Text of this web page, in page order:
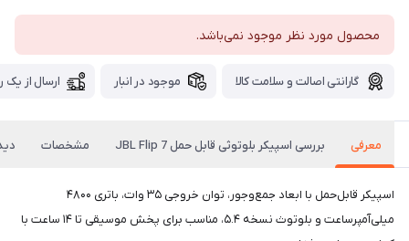
محصول مورد نظر موجود نمی‌باشد.
گارانتی اصالت و سلامت کالا موجود در انبار ارسال از یک
معرفی بررسی اسپیکر بلوتوثی قابل حمل JBL Flip 7 مشخصات
اسپیکر قابل‌حمل با ابعاد جمع‌وجور، توان خروجی ۳۵ وات، باتری ۴۸۰۰
میلی‌آمپر‌ساعت و بلوتوث نسخه ۵.۴، مناسب برای پخش موسیقی تا ۱۴ ساعت با